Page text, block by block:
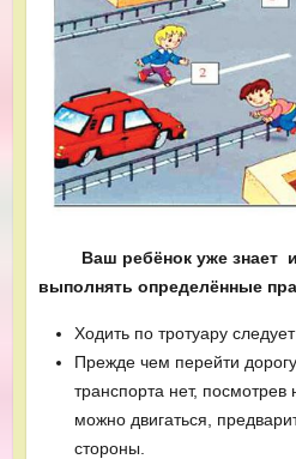
Ваш ребёнок уже знает и
выполнять определённые
Ходить по тротуару
Прежде чем перейти
транспорта нет,
можно двигаться,
стороны.